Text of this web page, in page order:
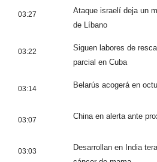
03:27
Ataque israelí deja un
de Líbano
03:22
Siguen labores de
parcial en Cuba
03:14 Belarús acogerá en
03:07 China en alerta ante
03:03
Desarrollan en India